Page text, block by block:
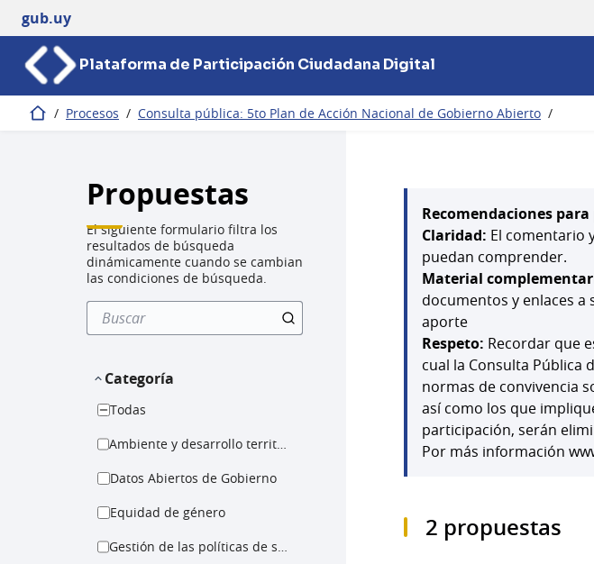
gub.uy
Plataforma de Participación Ciudadana Digital
Inicio / Procesos / Consulta pública: 5to Plan de Acción Nacional de Gobierno Abierto /
Propuestas
El siguiente formulario filtra los
resultados de búsqueda
dinámicamente cuando se cambian
las condiciones de búsqueda.
Categoría
Todas
Ambiente y desarrollo territorial
Datos Abiertos de Gobierno
Equidad de género
Gestión de las políticas de salud
Recomendaciones
Claridad: El comentario
puedan comprender.
Material
documentos y enlaces
aporte
Respeto: Recordar que
cual la Consulta Pública
normas de convivencia
así como los que
participación, serán
Por más información
2 propuestas